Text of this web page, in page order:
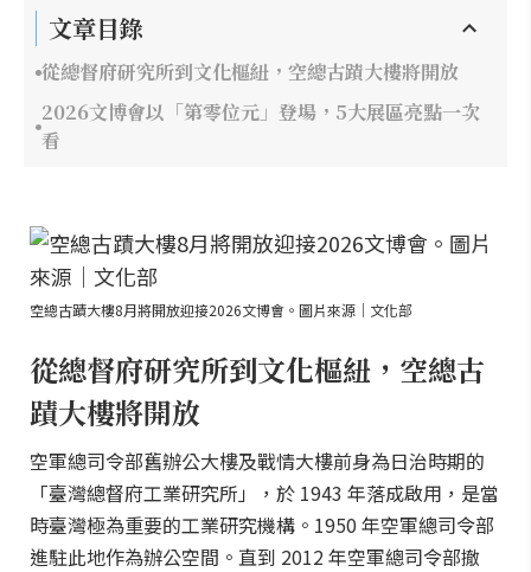
文章目錄
從總督府研究所到文化樞紐，空總古蹟大樓將開放
2026文博會以「第零位元」登場，5大展區亮點一次
看
空總古蹟大樓8月將開放迎接2026文博會。圖片來源｜文化部
從總督府研究所到文化樞紐，空總古
蹟大樓將開放
空軍總司令部舊辦公大樓及戰情大樓前身為日治時期的
「臺灣總督府工業研究所」，於 1943 年落成啟用，是當
時臺灣極為重要的工業研究機構。1950 年空軍總司令部
進駐此地作為辦公空間。直到 2012 年空軍總司令部撤